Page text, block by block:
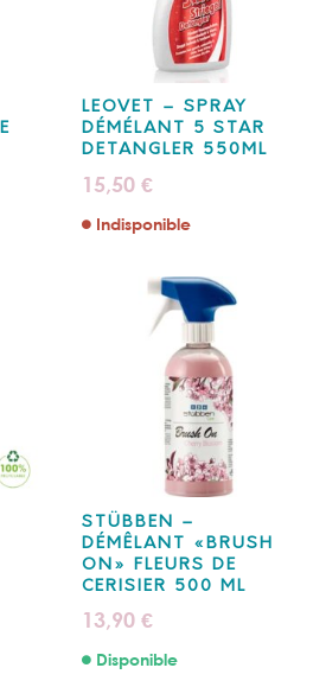
LEOVET – SPRAY
DÉMÉLANT 5 STAR
DETANGLER 550ML
15,50 €
Indisponible
STÜBBEN –
DÉMÊLANT «BRUSH
ON» FLEURS DE
CERISIER 500 ML
13,90 €
Disponible